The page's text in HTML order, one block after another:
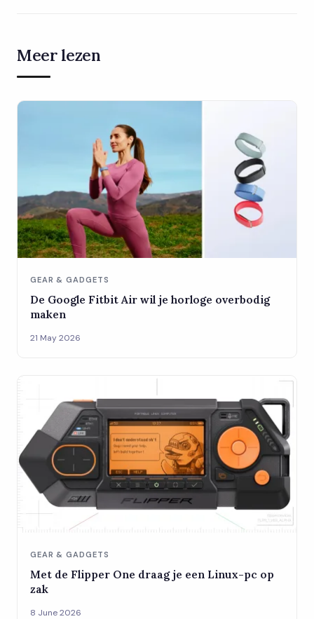
Meer lezen
GEAR & GADGETS
De Google Fitbit Air wil je horloge overbodig
maken
21 May 2026
GEAR & GADGETS
Met de Flipper One draag je een Linux-pc op
zak
8 June 2026